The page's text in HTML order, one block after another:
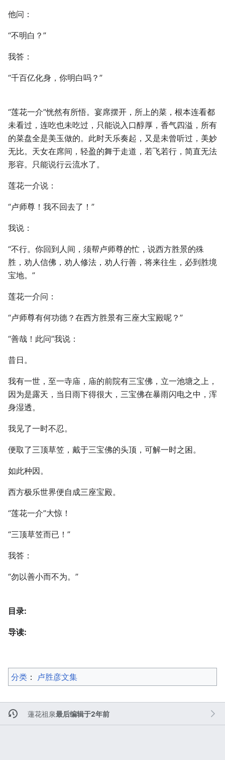
他问：
“不明白？”
我答：
“千百亿化身，你明白吗？”
“莲花一介”恍然有所悟。宴席摆开，所上的菜，根本连看都
未看过，连吃也未吃过，只能说入口醇厚，香气四溢，所有
的菜盘全是美玉做的。此时天乐奏起，又是未曾听过，美妙
无比。天女在席间，轻盈的舞于走道，若飞若行，简直无法
形容。只能说行云流水了。
莲花一介说：
“卢师尊！我不回去了！”
我说：
“不行。你回到人间，须帮卢师尊的忙，说西方胜景的殊
胜，劝人信佛，劝人修法，劝人行善，将来往生，必到胜境
宝地。”
莲花一介问：
“卢师尊有何功德？在西方胜景有三座大宝殿呢？”
“善哉！此问”我说：
昔日。
我有一世，至一寺庙，庙的前院有三宝佛，立一池塘之上，
因为是露天，当日雨下得很大，三宝佛在暴雨闪电之中，浑
身湿透。
我见了一时不忍。
便取了三顶草笠，戴于三宝佛的头顶，可解一时之困。
如此种因。
西方极乐世界便自成三座宝殿。
“莲花一介”大惊！
“三顶草笠而已！”
我答：
“勿以善小而不为。”
目录:
导读:
分类 ：​ 卢胜彦文集
蓮花祖泉最后编辑于2年前